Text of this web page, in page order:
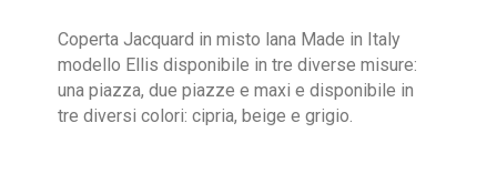
Coperta Jacquard in misto lana Made in Italy
modello Ellis disponibile in tre diverse misure:
una piazza, due piazze e maxi e disponibile in
tre diversi colori: cipria, beige e grigio.